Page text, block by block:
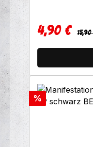
4,90 €
Rabatt
%